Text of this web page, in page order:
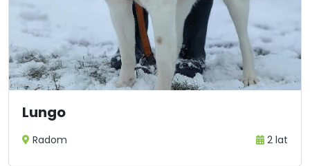
Lungo
Radom 2 lat